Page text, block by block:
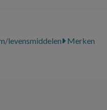
levensmiddelen Merken